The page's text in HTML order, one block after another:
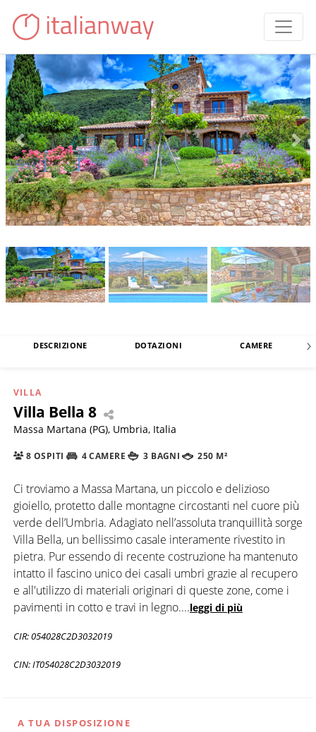
DESCRIZIONE DOTAZIONI CAMERE
VILLA
Villa Bella 8
Massa Martana (PG), Umbria, Italia
8 OSPITI 4 CAMERE 3 BAGNI 250 M²
Ci troviamo a Massa Martana, un piccolo e delizioso
gioiello, protetto dalle montagne circostanti nel cuore più
verde dell’Umbria. Adagiato nell’assoluta tranquillità sorge
Villa Bella, un bellissimo casale interamente rivestito in
pietra. Pur essendo di recente costruzione ha mantenuto
intatto il fascino unico dei casali umbri grazie al recupero
e all'utilizzo di materiali originari di queste zone, come i
pavimenti in cotto e travi in legno....leggi di più
CIR: 054028C2D3032019
CIN: IT054028C2D3032019
A TUA DISPOSIZIONE